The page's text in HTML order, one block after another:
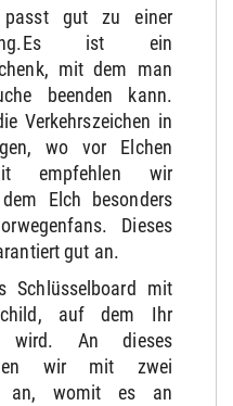
passt gut zu einer
ist ein
mit dem man
beenden kann.
Verkehrszeichen in
wo vor Elchen
empfehlen wir
Elch besonders
Dieses
gut an.
Schlüsselboard mit
auf dem Ihr
wird. An dieses
wir mit zwei
an, womit es an